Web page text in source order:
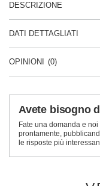
DESCRIZIONE
DATI DETTAGLIATI
OPINIONI (0)
Avete bisogno
Fate una domanda e
prontamente,
le risposte più